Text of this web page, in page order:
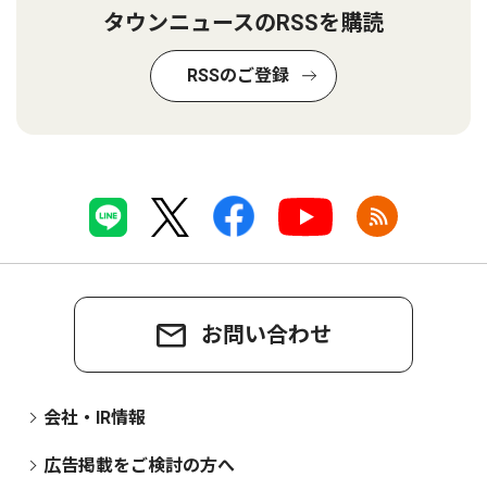
タウンニュースのRSSを購読
RSSのご登録
お問い合わせ
会社・IR情報
広告掲載をご検討の方へ